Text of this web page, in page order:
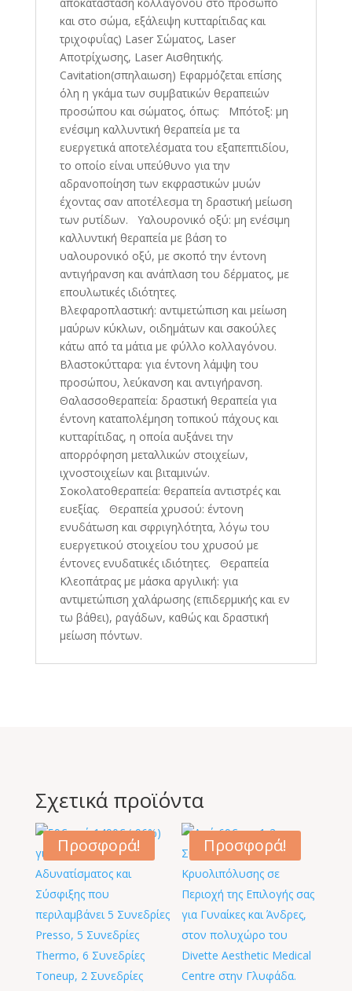
και στο σώμα, εξάλειψη κυτταρίτιδας και
τριχοφυΐας) Laser Σώματος, Laser
Αποτρίχωσης, Laser Αισθητικής.
Cavitation(σπηλαιωση) Εφαρμόζεται επίσης
όλη η γκάμα των συμβατικών θεραπειών
προσώπου και σώματος, όπως: Μπότοξ: μη
ενέσιμη καλλυντική θεραπεία με τα
ευεργετικά αποτελέσματα του εξαπεπτιδίου,
το οποίο είναι υπεύθυνο για την
αδρανοποίηση των εκφραστικών μυών
έχοντας σαν αποτέλεσμα τη δραστική μείωση
των ρυτίδων. Υαλουρονικό οξύ: μη ενέσιμη
καλλυντική θεραπεία με βάση το
υαλουρονικό οξύ, με σκοπό την έντονη
αντιγήρανση και ανάπλαση του δέρματος, με
επουλωτικές ιδιότητες.
Βλεφαροπλαστική: αντιμετώπιση και μείωση
μαύρων κύκλων, οιδημάτων και σακούλες
κάτω από τα μάτια με φύλλο κολλαγόνου.
Βλαστοκύτταρα: για έντονη λάμψη του
προσώπου, λεύκανση και αντιγήρανση.
Θαλασσοθεραπεία: δραστική θεραπεία για
έντονη καταπολέμηση τοπικού πάχους και
κυτταρίτιδας, η οποία αυξάνει την
απορρόφηση μεταλλικών στοιχείων,
ιχνοστοιχείων και βιταμινών.
Σοκολατοθεραπεία: θεραπεία αντιστρές και
ευεξίας. Θεραπεία χρυσού: έντονη
ενυδάτωση και σφριγηλότητα, λόγω του
ευεργετικού στοιχείου του χρυσού με
έντονες ενυδατικές ιδιότητες. Θεραπεία
Κλεοπάτρας με μάσκα αργιλική: για
αντιμετώπιση χαλάρωσης (επιδερμικής και εν
τω βάθει), ραγάδων, καθώς και δραστική
μείωση πόντων.
Σχετικά προϊόντα
Προσφορά! Προσφορά!